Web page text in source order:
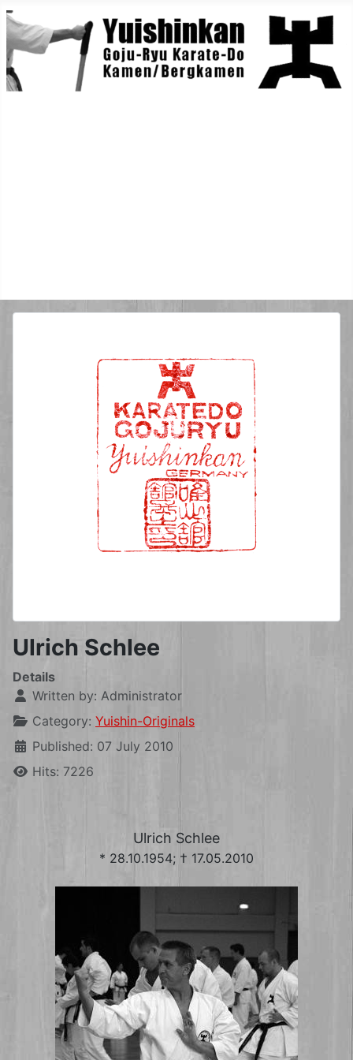
Ulrich Schlee
Details
Written by: Administrator
Category: Yuishin-Originals
Published: 07 July 2010
Hits: 7226
Ulrich Schlee
* 28.10.1954; † 17.05.2010